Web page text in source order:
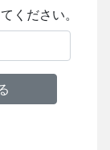
ください。